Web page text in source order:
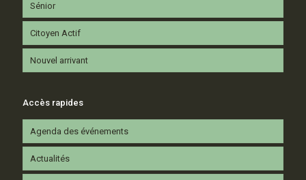
Sénior
Citoyen Actif
Nouvel arrivant
Accès rapides
Agenda des événements
Actualités